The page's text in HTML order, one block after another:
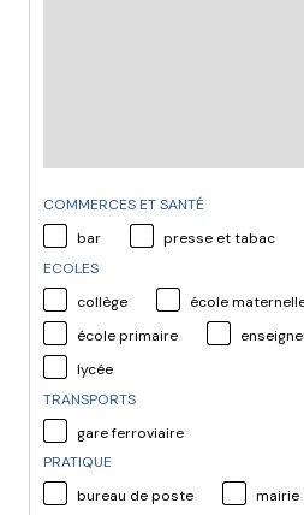
COMMERCES ET SANTÉ
bar
presse et tabac
ECOLES
collège
école
école primaire
lycée
TRANSPORTS
gare ferroviaire
PRATIQUE
bureau de poste
mairie